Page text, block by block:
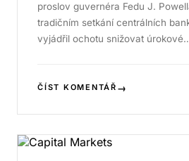
proslov guvernéra Fedu J.
tradičním setkání centrálních
vyjádřil ochotu snižovat
ČÍST KOMENTÁŘ →